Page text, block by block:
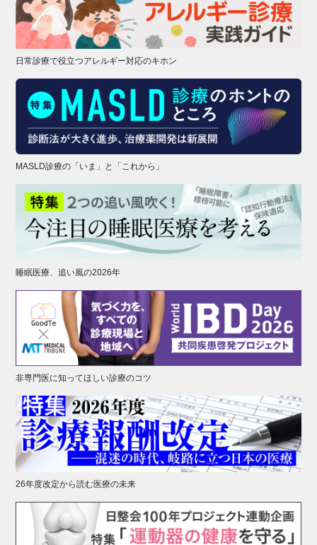
日常診療で役立つアレルギー対応のキホン
MASLD診療の「いま」と「これから」
睡眠医療、追い風の2026年
非専門医に知ってほしい診療のコツ
26年度改定から読む医療の未来